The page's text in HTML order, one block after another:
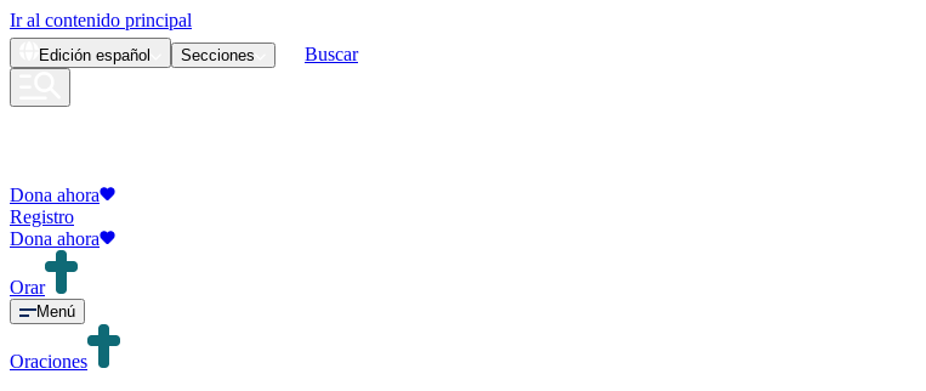
Ir al contenido principal
Edición español Secciones Buscar
Dona ahora
Registro
Dona ahora
Orar
Menú
Oraciones